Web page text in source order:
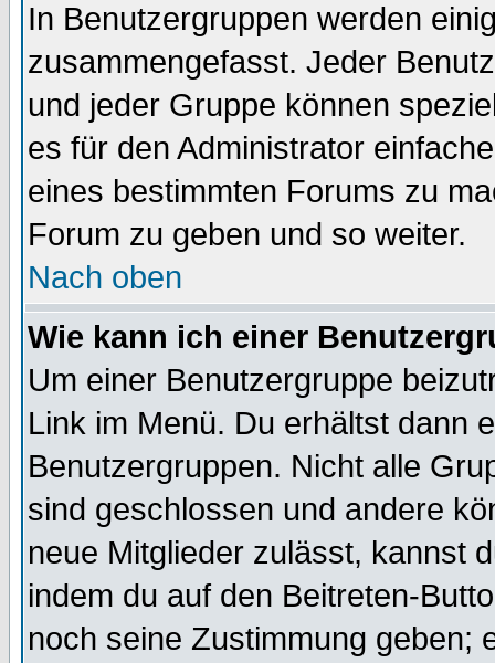
In Benutzergruppen werden
zusammengefasst. Jeder
und jeder Gruppe können
es für den Administrator
eines bestimmten Forums zu
Forum zu geben und so weiter.
Nach oben
Wie kann ich einer
Um einer Benutzergruppe
Link im Menü. Du erhältst dann
Benutzergruppen. Nicht alle
sind geschlossen und andere
neue Mitglieder zulässt, kannst
indem du auf den Beitreten-
noch seine Zustimmung geben;